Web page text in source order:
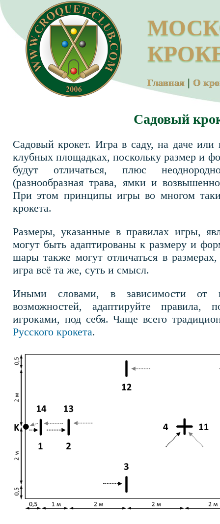
Главная | О
Садовый
Садовый крокет. Игра в саду, на даче или
клубных площадках, поскольку размер и
будут отличаться, плюс
(разнообразная трава, ямки и
При этом принципы игры во многом
крокета.
Размеры, указанные в правилах игры,
могут быть адаптированы к размеру и
шары также могут отличаться в
игра всё та же, суть и смысл.
Иными словами, в зависимости от
возможностей, адаптируйте правила,
игроками, под себя. Чаще всего
Русского крокета.